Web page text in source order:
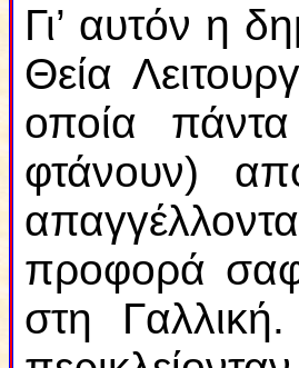
Γι’ αυτόν η
Θεία
οποία
φτάνουν)
προφορά
στη